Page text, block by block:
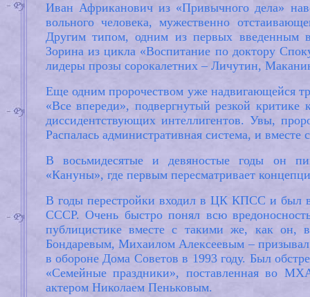
Иван Африканович из «Привычного дела»
вольного человека, мужественно
Другим типом, одним из первых введенным
Зорина из цикла «Воспитание по доктору
лидеры прозы сорокалетних – Личутин,
Еще одним пророчеством уже надвигающейся
«Все впереди», подвергнутый резкой
диссидентствующих интеллигентов. Увы,
Распалась административная система, и вместе
В восьмидесятые и девяностые годы он
«Кануны», где первым пересматривает
В годы перестройки входил в ЦК КПСС и был в
СССР. Очень быстро понял всю
публицистике вместе с такими же, как
Бондаревым, Михаилом Алексеевым –
в обороне Дома Советов в 1993 году. Был
«Семейные праздники», поставленная во
актером Николаем Пеньковым.